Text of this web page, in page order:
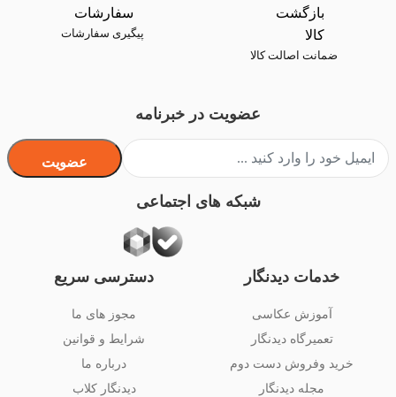
ضمانت اصالت کالا
پیگیری سفارشات
خدمات دیدنگار
آموزش عکاسی
تعمیرگاه دیدنگار
خرید وفروش دست دوم
مجله دیدنگار
دسترسی سریع
مجوز های ما
شرایط و قوانین
درباره ما
دیدنگار کلاب
عضویت در خبرنامه
عضویت
شبکه های اجتماعی